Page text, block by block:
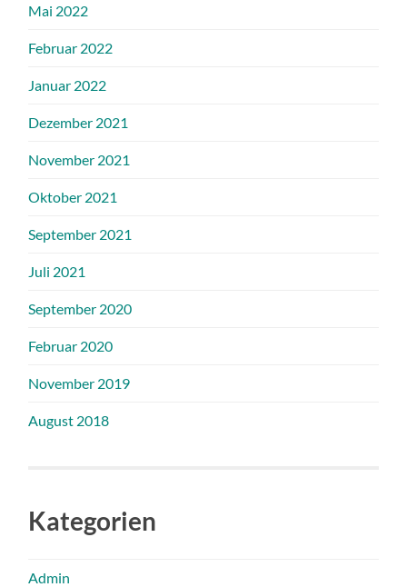
Mai 2022
Februar 2022
Januar 2022
Dezember 2021
November 2021
Oktober 2021
September 2021
Juli 2021
September 2020
Februar 2020
November 2019
August 2018
Kategorien
Admin